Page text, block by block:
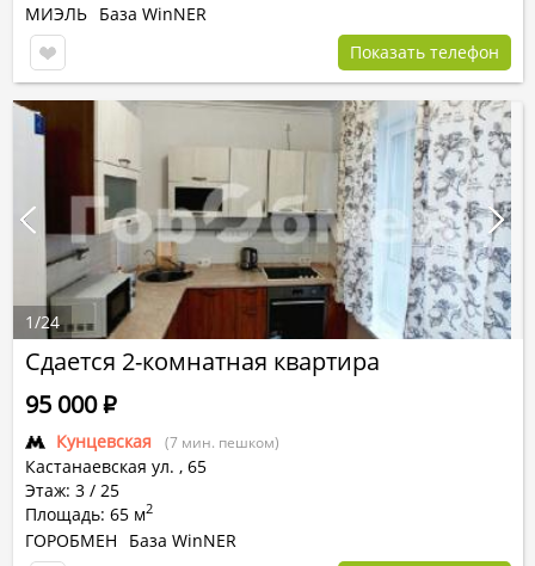
МИЭЛЬ База WinNER
Показать телефон
Сдается 2-комнатная квартира
Кунцевская (7 мин. пешком)
Кастанаевская ул. , 65
Этаж: 3 / 25
Площадь: 65 м2
95 000Р
ГОРОБМЕН
База WinNER
1/24